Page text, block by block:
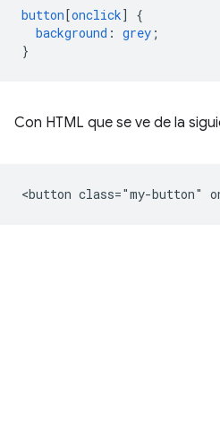
button [onclick]
{
background : grey ;
}
Con HTML que se ve de la